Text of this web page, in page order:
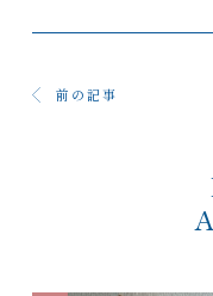
前の記事